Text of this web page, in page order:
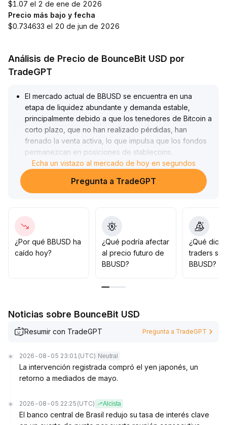
$1.07 el 2 de ene de 2026
Precio más bajo y fecha
$0.734633 el 20 de jun de 2026
Análisis de Precio de BounceBit USD por
TradeGPT
El mercado actual de BBUSD se encuentra en una
etapa de liquidez abundante y demanda estable,
principalmente debido a que los tenedores de Bitcoin a
corto plazo, que no han realizado pérdidas, han
frenado la venta activa, lo que impulsa que los fondos
permanezcan en posiciones de stablecoins
Sin embargo, se debe prestar atención a que, si Bitcoin
rompe el nivel clave de USD 100,000, las ventas para
tomar ganancias a corto plazo provocarán una
En cuanto a estrategia, se recomienda mantener una
gestión dinámica de posiciones en BBUSD, monitorear
los cambios de liquidez y los riesgos de movimiento
rápido de fondos después del quiebre de niveles
clave de Bitcoin, y responder de manera flexible ante
Echa un vistazo al mercado de hoy en segundos
Pregunta a TradeGPT
¿Por qué BBUSD ha
caído hoy?
¿Qué podría afectar
al precio futuro de
BBUSD?
¿Qué
traders
BBUSD?
Noticias sobre BounceBit USD
Resumir con TradeGPT Pregunta a TradeGPT
2026-08-05 23:01 (UTC) Neutral
La intervención registrada compró el yen japonés, un
retorno a mediados de mayo.
2026-08-05 22:25 (UTC) Alcista
El banco central de Brasil redujo su tasa de interés clave